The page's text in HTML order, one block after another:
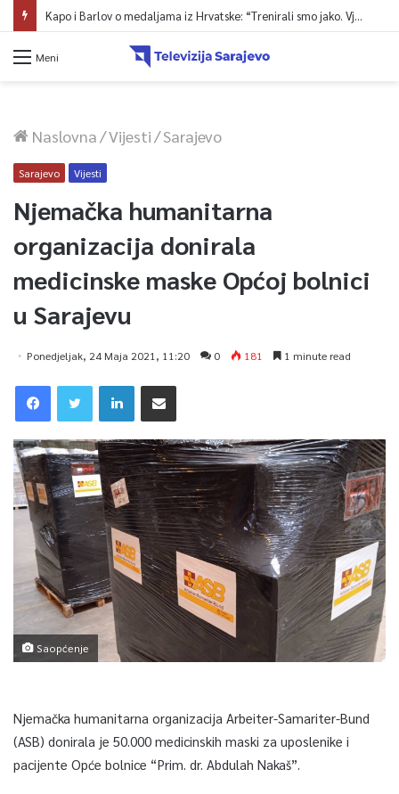
Kapo i Barlov o medaljama iz Hrvatske: “Trenirali smo jako. Vjerovali smo”
Meni
Naslovna/Vijesti/Sarajevo
Sarajevo Vijesti
Njemačka humanitarna
organizacija donirala
medicinske maske Općoj bolnici
u Sarajevu
Ponedjeljak, 24 Maja 2021, 11:20 0 181 1 minute read
Saopćenje
Njemačka humanitarna organizacija Arbeiter-Samariter-Bund
(ASB) donirala je 50.000 medicinskih maski za uposlenike i
pacijente Opće bolnice “Prim. dr. Abdulah Nakaš”.